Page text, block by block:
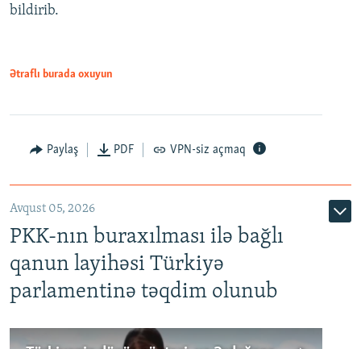
bildirib.
Ətraflı burada oxuyun
Paylaş PDF VPN-siz açmaq
Avqust 05, 2026
PKK-nın buraxılması ilə bağlı
qanun layihəsi Türkiyə
parlamentinə təqdim olunub